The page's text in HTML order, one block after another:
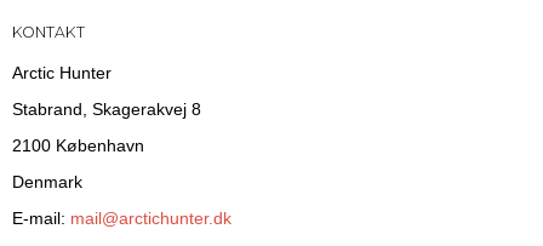
KONTAKT
Arctic Hunter
Stabrand, Skagerakvej 8
2100 København
Denmark
E-mail: mail@arctichunter.dk